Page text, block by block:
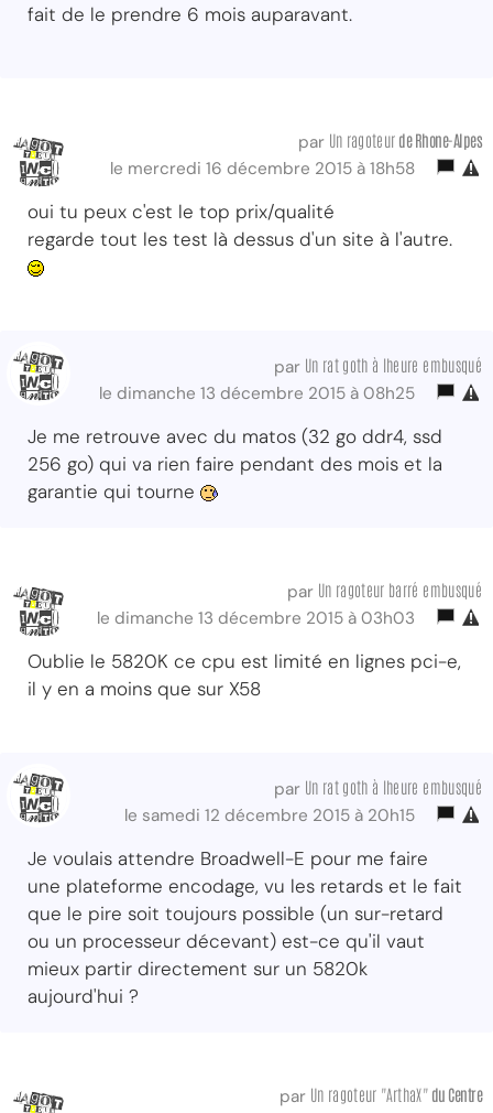
fait de le prendre 6 mois auparavant.
par Un ragoteur de Rhone-Alpes
le mercredi 16 décembre 2015 à 18h58
oui tu peux c'est le top prix/qualité
regarde tout les test là dessus d'un site à l'autre.
par Un rat goth à lheure embusqué
le dimanche 13 décembre 2015 à 08h25
Je me retrouve avec du matos (32 go ddr4, ssd
256 go) qui va rien faire pendant des mois et la
garantie qui tourne
par Un ragoteur barré embusqué
le dimanche 13 décembre 2015 à 03h03
Oublie le 5820K ce cpu est limité en lignes pci-e,
il y en a moins que sur X58
par Un rat goth à lheure embusqué
le samedi 12 décembre 2015 à 20h15
Je voulais attendre Broadwell-E pour me faire
une plateforme encodage, vu les retards et le fait
que le pire soit toujours possible (un sur-retard
ou un processeur décevant) est-ce qu'il vaut
mieux partir directement sur un 5820k
aujourd'hui ?
par Un ragoteur "ArthaX" du Centre